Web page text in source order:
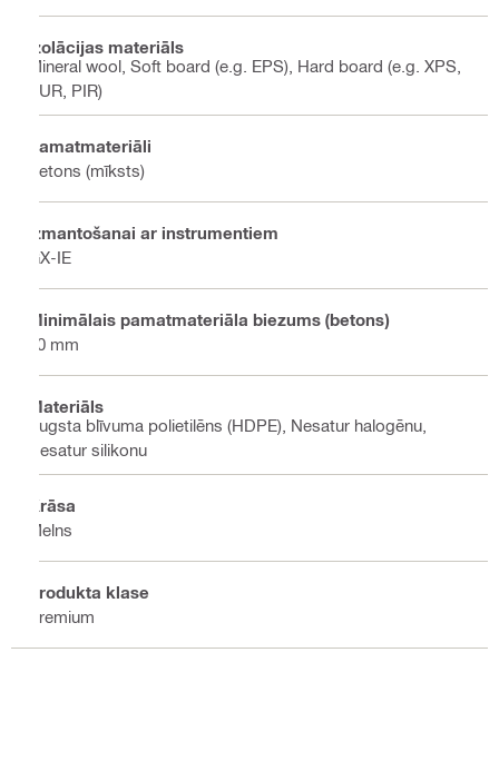
Izolācijas materiāls
Mineral wool, Soft board (e.g. EPS), Hard board (e.g. XPS,
PUR, PIR)
Pamatmateriāli
Betons (mīksts)
Izmantošanai ar instrumentiem
GX-IE
Minimālais pamatmateriāla biezums (betons)
60 mm
Materiāls
Augsta blīvuma polietilēns (HDPE), Nesatur halogēnu,
Nesatur silikonu
Krāsa
Melns
Produkta klase
Premium